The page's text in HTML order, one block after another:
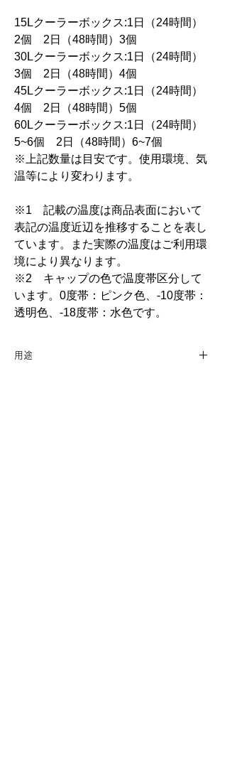
15Lクーラーボックス:1日（24時間）
2個 2日（48時間）3個
30Lクーラーボックス:1日（24時間）
3個 2日（48時間）4個
45Lクーラーボックス:1日（24時間）
4個 2日（48時間）5個
60Lクーラーボックス:1日（24時間）
5~6個 2日（48時間）6~7個
※上記数量は目安です。使用環境、気
温等により変わります。
※1 記載の温度は商品表面において
表記の温度近辺を推移することを表し
ています。また実際の温度はご利用環
境により異なります。
※2 キャップの色で温度帯区分して
います。0度帯：ピンク色、-10度帯：
透明色、-18度帯：水色です。
用途